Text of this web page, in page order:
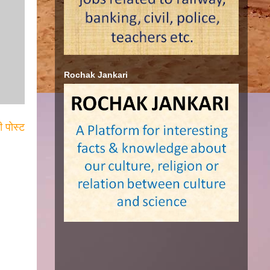
पोस्ट
Rochak Jankari